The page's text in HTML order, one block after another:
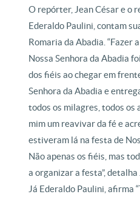
O repórter, Jean César e o
Ederaldo Paulini, contam
Romaria da Abadia. “Fazer
Nossa Senhora da Abadia
dos fiéis ao chegar em
Senhora da Abadia e
todos os milagres, todos os
mim um reavivar da fé e
estiveram lá na festa de
Não apenas os fiéis, mas
a organizar a festa”, detalha
Já Ederaldo Paulini, afirma